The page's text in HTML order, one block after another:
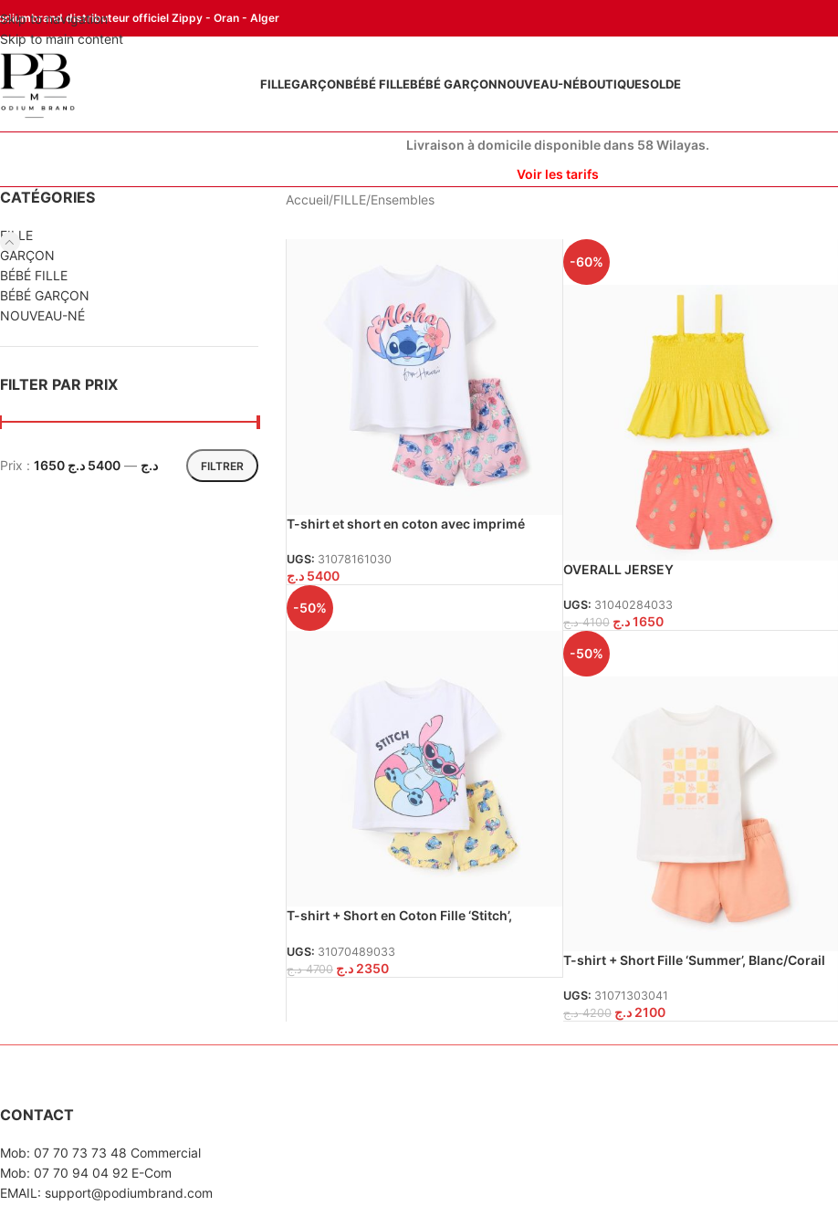
Skip to navigation
Skip to main content
distributeur officiel Zippy - Oran - Alger
FILLEGARÇONBÉBÉ FILLEBÉBÉ GARÇONNOUVEAU-NÉBOUTIQUESOLDE
Livraison à domicile disponible dans 58 Wilayas.
Voir les tarifs
CATÉGORIES
FILLE
GARÇON
BÉBÉ FILLE
BÉBÉ GARÇON
NOUVEAU-NÉ
FILTER PAR PRIX
FILTRER
Prix : 1650 د.ج — 5400 د.ج
Accueil FILLE Ensembles
T-shirt et short en coton avec imprimé
UGS: 31078161030
5400 د.ج
-60%
OVERALL JERSEY
UGS: 31040284033
4100 د.ج 1650د.ج
-50%
T-shirt + Short en Coton Fille ‘Stitch’,
UGS: 31070489033
4700 د.ج 2350 د.ج
-50%
T-shirt + Short Fille ‘Summer’, Blanc/Corail
UGS: 31071303041
4200 د.ج 2100 د.ج
CONTACT
Mob: 07 70 73 73 48 Commercial
Mob: 07 70 94 04 92 E-Com
EMAIL: support@podiumbrand.com